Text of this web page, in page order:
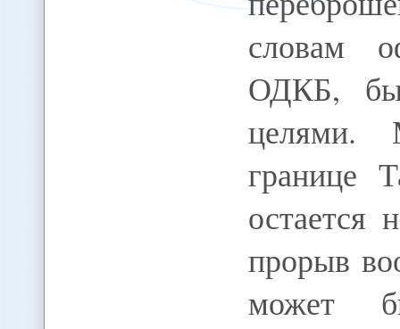
словам
ОДКБ,
целями.
границе
остается
прорыв
может